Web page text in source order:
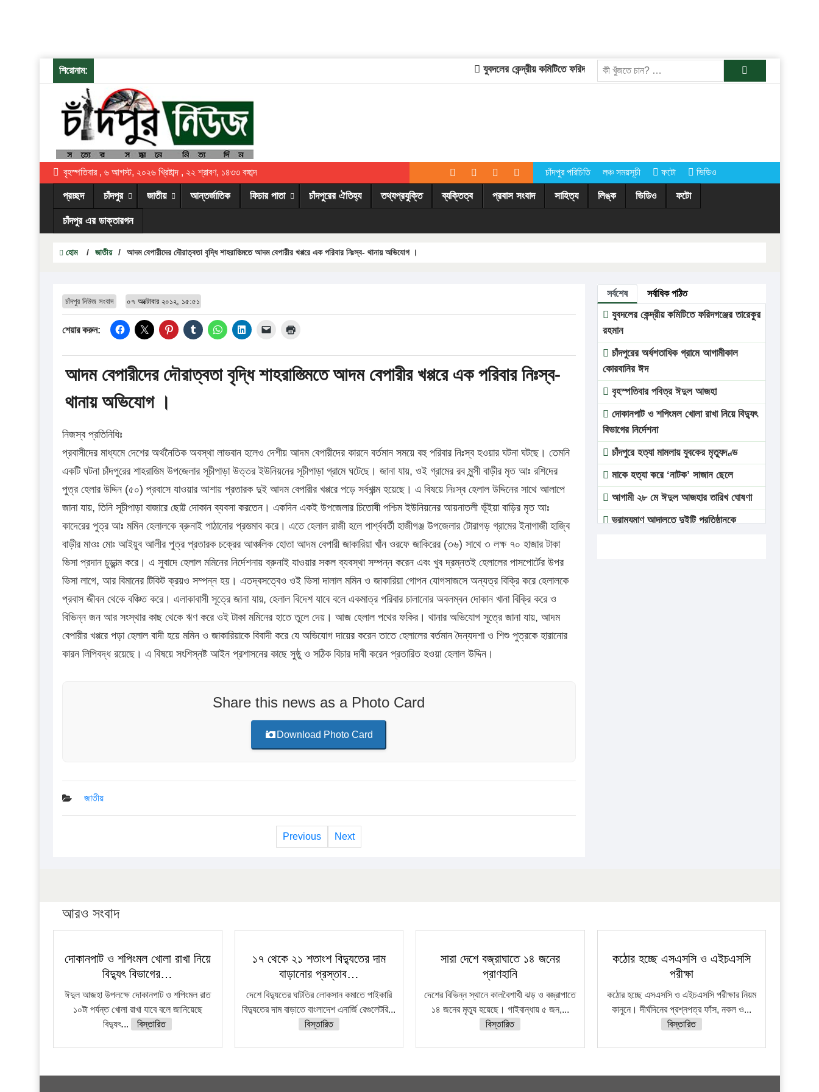
শিরোনাম: যুবদলের কেন্দ্রীয় কমিটিতে ফরিদগঞ্জের তারেকুর রহমান চাঁদপুরের অর্ধশতাধিক গ্রামে আগামীকাল
বৃহস্পতিবার , ৬ আগস্ট, ২০২৬ খ্রিষ্টাব্দ , ২২ শ্রাবণ, ১৪৩৩ বঙ্গাব্দ চাঁদপুর পরিচিতি লঞ্চ সময়সূচী ফটো ভিডিও
প্রচ্ছদ চাঁদপুর জাতীয় আন্তর্জাতিক ফিচার পাতা চাঁদপুরের ঐতিহ্য তথ্যপ্রযুক্তি ব্যক্তিত্ব প্রবাস সংবাদ সাহিত্য লিঙ্ক ভিডিও ফটো
চাঁদপুর এর ডাক্তারগন
হোম / জাতীয় / আদম বেপারীদের দৌরাত্বতা বৃদ্ধি শাহরাস্ত্মিতে আদম বেপারীর খপ্পরে এক পরিবার নিঃস্ব- থানায় অভিযোগ ।
চাঁদপুর নিউজ সংবাদ ০৭ অক্টোবার ২০১২, ১৫:৫১
শেয়ার করুন:
আদম বেপারীদের দৌরাত্বতা বৃদ্ধি শাহরাস্ত্মিতে আদম বেপারীর খপ্পরে এক পরিবার নিঃস্ব-
থানায় অভিযোগ ।
নিজস্ব প্রতিনিধিঃ
প্রবাসীদের মাধ্যমে দেশের অর্থনৈতিক অবস্থা লাভবান হলেও দেশীয় আদম বেপারীদের কারনে বর্তমান সময়ে বহু পরিবার নিঃস্ব হওয়ার ঘটনা ঘটছে। তেমনি
একটি ঘটনা চাঁদপুরের শাহরাস্ত্মি উপজেলার সূচীপাড়া উত্তর ইউনিয়নের সূচীপাড়া গ্রামে ঘটেছে। জানা যায়, ওই গ্রামের রব মুন্সী বাড়ীর মৃত আঃ রশিদের
পুত্র হেলার উদ্দিন (৫০) প্রবাসে যাওয়ার আশায় প্রতারক দুই আদম বেপারীর খপ্পরে পড়ে সর্বশান্ত্ম হয়েছে। এ বিষয়ে নিঃস্ব হেলাল উদ্দিনের সাথে আলাপে
জানা যায়, তিনি সূচীপাড়া বাজারে ছোট্ট দোকান ব্যবসা করতেন। একদিন একই উপজেলার চিতোষী পশ্চিম ইউনিয়নের আয়নাতলী ভূঁইয়া বাড়ির মৃত আঃ
কাদেরের পুত্র আঃ মমিন হেলালকে ব্রুনাই পাঠানোর প্রস্ত্মাব করে। এতে হেলাল রাজী হলে পার্শ্ববর্তী হাজীগঞ্জ উপজেলার টোরাগড় গ্রামের ইনাগাজী হাজ্বি
বাড়ীর মাওঃ মোঃ আইয়ুব আলীর পুত্র প্রতারক চক্রের আঞ্চলিক হোতা আদম বেপারী জাকারিয়া খাঁন ওরফে জাকিরের (৩৬) সাথে ৩ লক্ষ ৭০ হাজার টাকা
ভিসা প্রদান চুড়ান্ত্ম করে। এ সুবাদে হেলাল মমিনের নির্দেশনায় ব্রুনাই যাওয়ার সকল ব্যবস্থা সম্পন্ন করেন এবং খুব দ্রম্নতই হেলালের পাসপোর্টের উপর
ভিসা লাগে, আর বিমানের টিকিট ক্রয়ও সম্পন্ন হয়। এতদ্বসত্বেও ওই ভিসা দালাল মমিন ও জাকারিয়া গোপন যোগসাজসে অন্যত্র বিক্রি করে হেলালকে
প্রবাস জীবন থেকে বঞ্চিত করে। এলাকাবাসী সূত্রে জানা যায়, হেলাল বিদেশ যাবে বলে একমাত্র পরিবার চালানোর অবলম্বন দোকান খানা বিক্রি করে ও
বিভিন্ন জন আর সংস্থার কাছ থেকে ঋণ করে ওই টাকা মমিনের হাতে তুলে দেয়। আজ হেলাল পথের ফকির। থানার অভিযোগ সূত্রে জানা যায়, আদম
বেপারীর খপ্পরে পড়া হেলাল বাদী হয়ে মমিন ও জাকারিয়াকে বিবাদী করে যে অভিযোগ দায়ের করেন তাতে হেলালের বর্তমান দৈন্যদশা ও শিশু পুত্রকে হারানোর
কারন লিপিবদ্ধ রয়েছে। এ বিষয়ে সংশিস্নষ্ট আইন প্রশাসনের কাছে সুষ্ঠু ও সঠিক বিচার দাবী করেন প্রতারিত হওয়া হেলাল উদ্দিন।
Share this news as a Photo Card
Download Photo Card
জাতীয়
Previous Next
সর্বশেষ সর্বাধিক পঠিত
যুবদলের কেন্দ্রীয় কমিটিতে ফরিদগঞ্জের তারেকুর
রহমান
চাঁদপুরের অর্ধশতাধিক গ্রামে আগামীকাল
কোরবানির ঈদ
বৃহস্পতিবার পবিত্র ঈদুল আজহা
দোকানপাট ও শপিংমল খোলা রাখা নিয়ে বিদ্যুৎ
বিভাগের নির্দেশনা
চাঁদপুরে হত্যা মামলায় যুবকের মৃত্যুদণ্ড
মাকে হত্যা করে ‘নাটক’ সাজান ছেলে
আগামী ২৮ মে ঈদুল আজহার তারিখ ঘোষণা
ভ্রাম্যমাণ আদালতে দুইটি প্রতিষ্ঠানকে
আরও সংবাদ
দোকানপাট ও শপিংমল খোলা রাখা নিয়ে
বিদ্যুৎ বিভাগের…
ঈদুল আজহা উপলক্ষে দোকানপাট ও শপিংমল রাত
১০টা পর্যন্ত খোলা রাখা যাবে বলে জানিয়েছে
বিদ্যুৎ...
বিস্তারিত
১৭ থেকে ২১ শতাংশ বিদ্যুতের দাম
বাড়ানোর প্রস্তাব…
দেশে বিদ্যুতের ঘাটতির লোকসান কমাতে পাইকারি
বিদ্যুতের দাম বাড়াতে বাংলাদেশ এনার্জি রেগুলেটরি...
বিস্তারিত
সারা দেশে বজ্রাঘাতে ১৪ জনের
প্রাণহানি
দেশের বিভিন্ন স্থানে কালবৈশাখী ঝড় ও বজ্রাপাতে
১৪ জনের মৃত্যু হয়েছে। গাইবান্ধায় ৫ জন,...
বিস্তারিত
কঠোর হচ্ছে এসএসসি ও এইচএসসি
পরীক্ষা
কঠোর হচ্ছে এসএসসি ও এইচএসসি পরীক্ষার নিয়ম
কানুনে। দীর্ঘদিনের প্রশ্নপত্র ফাঁস, নকল ও...
বিস্তারিত